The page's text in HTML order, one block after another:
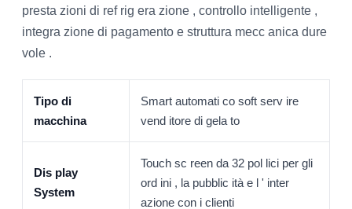
presta zioni di ref rig era zione , controllo intelligente ,
integra zione di pagamento e struttura mecc anica dure
vole .
Tipo di
macchina
Smart automati co soft serv ire
vend itore di gela to
Dis play
System
Touch sc reen da 32 pol lici per gli
ord ini , la pubblic ità e l ' inter
azione con i clienti